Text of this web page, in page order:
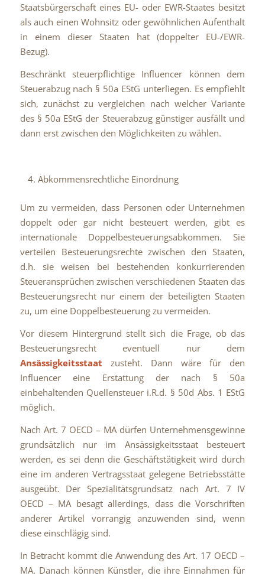
Staatsbürgerschaft eines EU- oder EWR-Staates besitzt
als auch einen Wohnsitz oder gewöhnlichen Aufenthalt
in einem dieser Staaten hat (doppelter EU-/EWR-
Bezug).
Beschränkt steuerpflichtige Influencer können dem
Steuerabzug nach § 50a EStG unterliegen. Es empfiehlt
sich, zunächst zu vergleichen nach welcher Variante
des § 50a EStG der Steuerabzug günstiger ausfällt und
dann erst zwischen den Möglichkeiten zu wählen.
Abkommensrechtliche Einordnung
Um zu vermeiden, dass Personen oder Unternehmen
doppelt oder gar nicht besteuert werden, gibt es
internationale Doppelbesteuerungsabkommen. Sie
verteilen Besteuerungsrechte zwischen den Staaten,
d.h. sie weisen bei bestehenden konkurrierenden
Steueransprüchen zwischen verschiedenen Staaten das
Besteuerungsrecht nur einem der beteiligten Staaten
zu, um eine Doppelbesteuerung zu vermeiden.
Vor diesem Hintergrund stellt sich die Frage, ob das
Besteuerungsrecht eventuell nur dem
Ansässigkeitsstaat zusteht. Dann wäre für den
Influencer eine Erstattung der nach § 50a
einbehaltenden Quellensteuer i.R.d. § 50d Abs. 1 EStG
möglich.
Nach Art. 7 OECD – MA dürfen Unternehmensgewinne
grundsätzlich nur im Ansässigkeitsstaat besteuert
werden, es sei denn die Geschäftstätigkeit wird durch
eine im anderen Vertragsstaat gelegene Betriebsstätte
ausgeübt. Der Spezialitätsgrundsatz nach Art. 7 IV
OECD – MA besagt allerdings, dass die Vorschriften
anderer Artikel vorrangig anzuwenden sind, wenn
diese einschlägig sind.
In Betracht kommt die Anwendung des Art. 17 OECD –
MA. Danach können Künstler, die ihre Einnahmen für